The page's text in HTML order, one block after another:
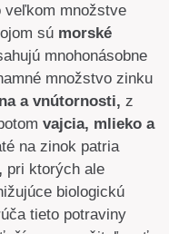
veľkom množstve
sú morské
mnohonásobne
množstvo zinku
a vnútornosti, z
vajcia, mlieko a
na zinok patria
pri ktorých ale
biologickú
tieto potraviny